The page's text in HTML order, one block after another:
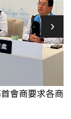
會商要求各商